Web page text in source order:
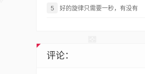
5 好的旋律只需要一秒，有没有
评论：